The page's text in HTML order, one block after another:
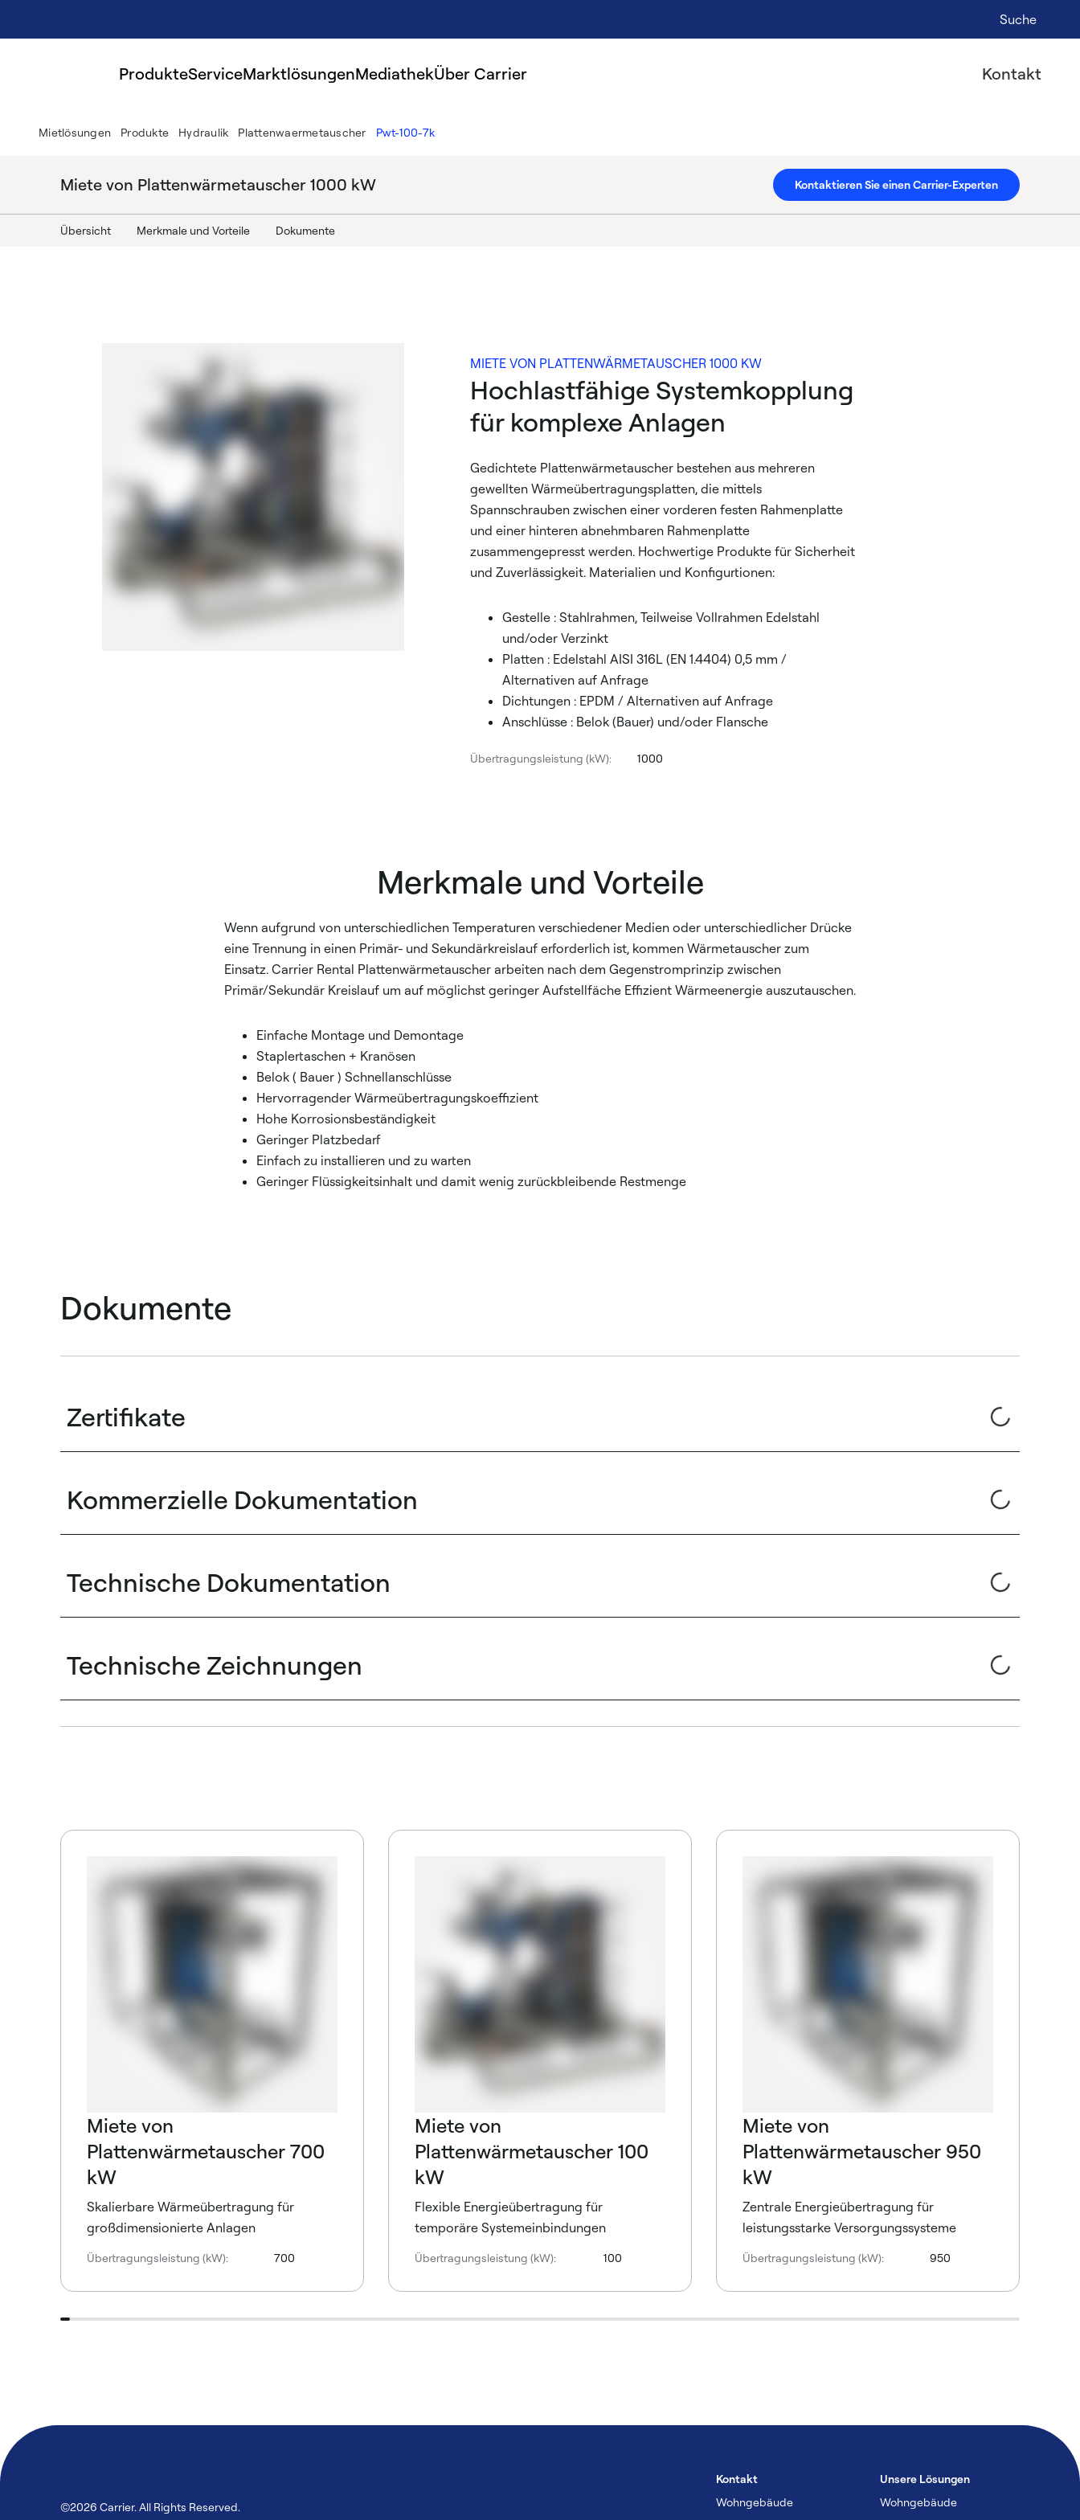
Suche
ProdukteServiceMarktlösungenMediathekÜber Carrier Kontakt
Mietlösungen Produkte Hydraulik Plattenwaermetauscher Pwt-100-7k
Miete von Plattenwärmetauscher 1000 kW Kontaktieren Sie einen Carrier-Experten
Übersicht Merkmale und Vorteile Dokumente
MIETE VON PLATTENWÄRMETAUSCHER 1000 KW
Hochlastfähige Systemkopplung
für komplexe Anlagen
Gedichtete Plattenwärmetauscher bestehen aus mehreren
gewellten Wärmeübertragungsplatten, die mittels
Spannschrauben zwischen einer vorderen festen Rahmenplatte
und einer hinteren abnehmbaren Rahmenplatte
zusammengepresst werden. Hochwertige Produkte für Sicherheit
und Zuverlässigkeit. Materialien und Konfigurtionen:
Gestelle : Stahlrahmen, Teilweise Vollrahmen Edelstahl
und/oder Verzinkt
Platten : Edelstahl AISI 316L (EN 1.4404) 0,5 mm /
Alternativen auf Anfrage
Dichtungen : EPDM / Alternativen auf Anfrage
Anschlüsse : Belok (Bauer) und/oder Flansche
Übertragungsleistung (kW): 1000
Merkmale und Vorteile
Wenn aufgrund von unterschiedlichen Temperaturen verschiedener Medien oder unterschiedlicher Drücke
eine Trennung in einen Primär- und Sekundärkreislauf erforderlich ist, kommen Wärmetauscher zum
Einsatz. Carrier Rental Plattenwärmetauscher arbeiten nach dem Gegenstromprinzip zwischen
Primär/Sekundär Kreislauf um auf möglichst geringer Aufstellfäche Effizient Wärmeenergie auszutauschen.
Einfache Montage und Demontage
Staplertaschen + Kranösen
Belok ( Bauer ) Schnellanschlüsse
Hervorragender Wärmeübertragungskoeffizient
Hohe Korrosionsbeständigkeit
Geringer Platzbedarf
Einfach zu installieren und zu warten
Geringer Flüssigkeitsinhalt und damit wenig zurückbleibende Restmenge
Dokumente
Zertifikate
Kommerzielle Dokumentation
Technische Dokumentation
Technische Zeichnungen
Miete von
Plattenwärmetauscher 700
kW
Skalierbare Wärmeübertragung für
großdimensionierte Anlagen
Übertragungsleistung (kW): 700
Miete von
Plattenwärmetauscher 100
kW
Flexible Energieübertragung für
temporäre Systemeinbindungen
Übertragungsleistung (kW): 100
Miete von
Plattenwärmetauscher 950
kW
Zentrale Energieübertragung für
leistungsstarke Versorgungssysteme
Übertragungsleistung (kW): 950
Kontakt
Wohngebäude
Unsere Lösungen
Wohngebäude
©2026 Carrier. All Rights Reserved.